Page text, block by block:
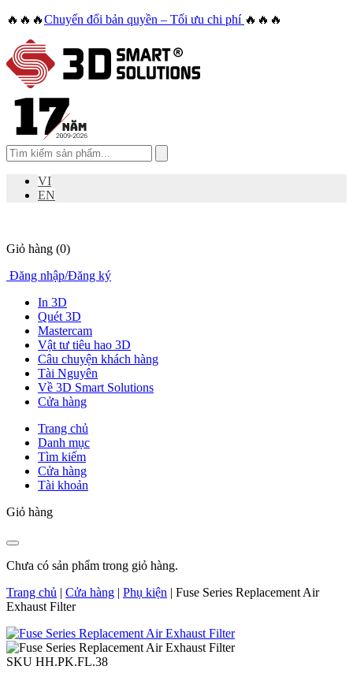
🔥🔥🔥Chuyển đổi bản quyền – Tối ưu chi phí 🔥🔥🔥
VI
EN
Giỏ hàng (0)
Đăng nhập/Đăng ký
In 3D
Quét 3D
Mastercam
Vật tư tiêu hao 3D
Câu chuyện khách hàng
Tài Nguyên
Về 3D Smart Solutions
Cửa hàng
Trang chủ
Danh mục
Tìm kiếm
Cửa hàng
Tài khoản
Giỏ hàng
Chưa có sản phẩm trong giỏ hàng.
Trang chủ | Cửa hàng | Phụ kiện | Fuse Series Replacement Air
Exhaust Filter
SKU HH.PK.FL.38